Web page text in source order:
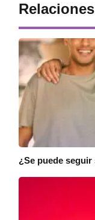
Relaciones
¿Se puede